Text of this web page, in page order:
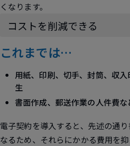
くなります。
コストを削減できる
これまでは…
用紙、印刷、切手、封筒、収
生
書面作成、郵送作業の人件費
電子契約を導入すると、先述の通
なるため、それらにかかる費用を